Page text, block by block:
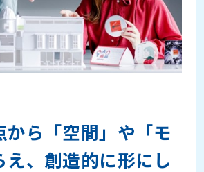
から「空間」や「モ
え、創造的に形にし